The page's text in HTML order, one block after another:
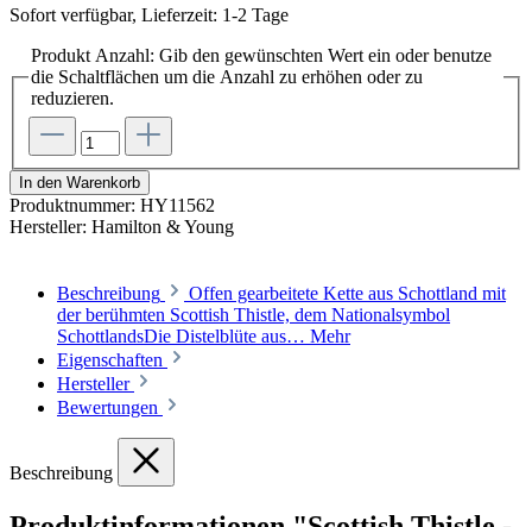
Sofort verfügbar, Lieferzeit: 1-2 Tage
Produkt Anzahl: Gib den gewünschten Wert ein oder benutze
die Schaltflächen um die Anzahl zu erhöhen oder zu
reduzieren.
In den Warenkorb
Produktnummer: HY11562
Hersteller: Hamilton & Young
Beschreibung
Offen gearbeitete Kette aus Schottland mit
der berühmten Scottish Thistle, dem Nationalsymbol
SchottlandsDie Distelblüte aus… Mehr
Eigenschaften
Hersteller
Bewertungen
Beschreibung